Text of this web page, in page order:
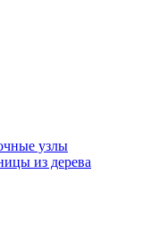
узлы
из дерева